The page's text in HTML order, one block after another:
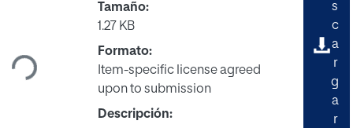
Cargando...
Tamaño:
1.27 KB
Formato:
Item-specific license agreed
upon to submission
Descripción:
s
c
a
r
g
a
r